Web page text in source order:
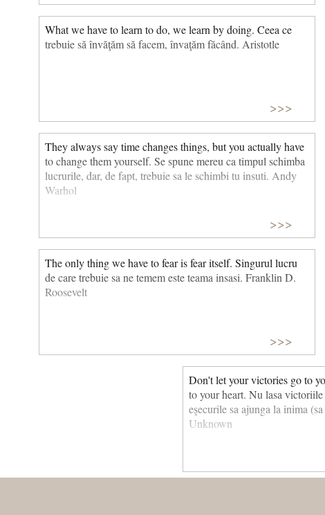
What we have to learn to do, we learn by doing. Ceea ce
trebuie să învăţăm să facem, învaţăm făcând. Aristotle
>>>
They always say time changes things, but you actually have
to change them yourself. Se spune mereu ca timpul schimba
lucrurile, dar, de fapt, trebuie sa le schimbi tu insuti. Andy
Warhol
>>>
The only thing we have to fear is fear itself. Singurul lucru
de care trebuie sa ne temem este teama insasi. Franklin D.
Roosevelt
>>>
Don't let your victories go to
to your heart. Nu lasa victoriile
eşecurile sa ajunga la inima
Unknown